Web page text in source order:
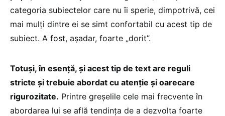
categoria subiectelor care nu îi sperie, dimpotrivă, cei
mai mulți dintre ei se simt confortabil cu acest tip de
subiect. A fost, așadar, foarte „dorit”.
Totuși, în esență, și acest tip de text are reguli
stricte și trebuie abordat cu atenție și oarecare
rigurozitate. Printre greșelile cele mai frecvente în
abordarea lui se află tendința de a dezvolta foarte